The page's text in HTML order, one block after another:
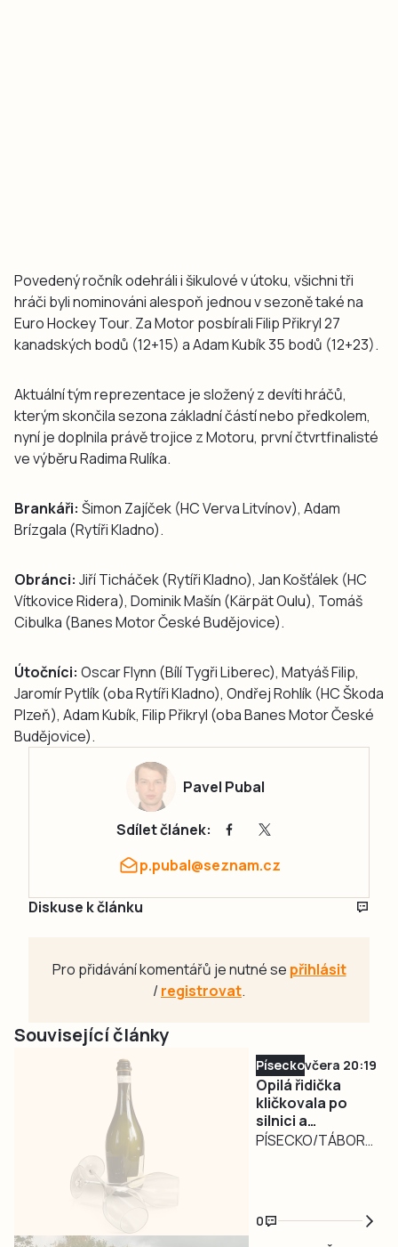
Povedený ročník odehráli i šikulové v útoku, všichni tři
hráči byli nominováni alespoň jednou v sezoně také na
Euro Hockey Tour. Za Motor posbírali Filip Přikryl 27
kanadských bodů (12+15) a Adam Kubík 35 bodů (12+23).
Aktuální tým reprezentace je složený z devíti hráčů,
kterým skončila sezona základní částí nebo předkolem,
nyní je doplnila právě trojice z Motoru, první čtvrtfinalisté
ve výběru Radima Rulíka.
Brankáři: Šimon Zajíček (HC Verva Litvínov), Adam
Brízgala (Rytíři Kladno).
Obránci: Jiří Ticháček (Rytíři Kladno), Jan Košťálek (HC
Vítkovice Ridera), Dominik Mašín (Kärpät Oulu), Tomáš
Cibulka (Banes Motor České Budějovice).
Útočníci: Oscar Flynn (Bílí Tygři Liberec), Matyáš Filip,
Jaromír Pytlík (oba Rytíři Kladno), Ondřej Rohlík (HC Škoda
Plzeň), Adam Kubík, Filip Přikryl (oba Banes Motor České
Budějovice).
Pavel Pubal
Sdílet článek:
p.pubal@seznam.cz
Diskuse k článku
Pro přidávání komentářů je nutné se přihlásit
/registrovat.
Související články
Píseckovčera 20:19
Opilá řidička
kličkovala po
silnici a
ohrožovala
PÍSECKO/TÁBORSKO
zaměstnal ve
0